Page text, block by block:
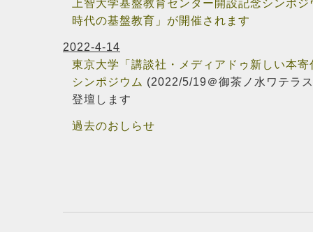
上智大学基盤教育センター開設記念シンポ
時代の基盤教育」が開催されます
2022-4-14
東京大学「講談社・メディアドゥ新しい本
シンポジウム (2022/5/19＠御茶ノ水ワテラ
登壇します
過去のおしらせ